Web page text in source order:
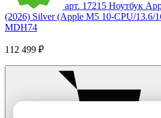
арт. 17215 Ноутбук
(2026) Silver (Apple M5 10-CPU/13.6/
MDH74
112 499 ₽